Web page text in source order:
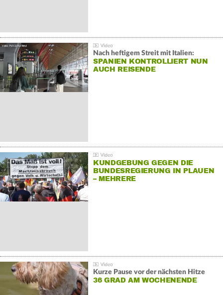
Nach heftigem Streit mit Italien:
SPANIEN KONTROLLIERT NUN
AUCH REISENDE
KUNDGEBUNG GEGEN DIE
BUNDESREGIERUNG IN PLAUEN
– MEHRERE
Kurze Pause vor der nächsten Hitze
36 GRAD AM WOCHENENDE